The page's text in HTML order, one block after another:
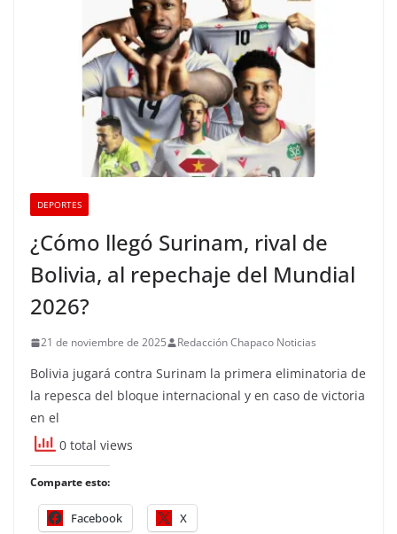
DEPORTES
¿Cómo llegó Surinam, rival de
Bolivia, al repechaje del Mundial
2026?
21 de noviembre de 2025 Redacción Chapaco Noticias
Bolivia jugará contra Surinam la primera eliminatoria de
la repesca del bloque internacional y en caso de victoria
en el
0 total views
Comparte esto:
Facebook X